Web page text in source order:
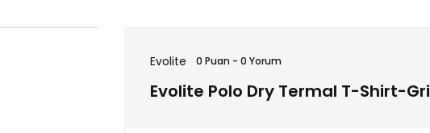
Evolite 0 Puan - 0 Yorum
Evolite Polo Dry Termal T-Shirt-Gri